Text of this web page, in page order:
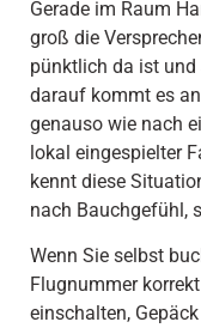
Gerade im Raum
groß die
pünktlich da ist und
darauf kommt es
genauso wie nach
lokal eingespielter
kennt diese
nach Bauchgefühl,
Wenn Sie selbst
Flugnummer
einschalten,